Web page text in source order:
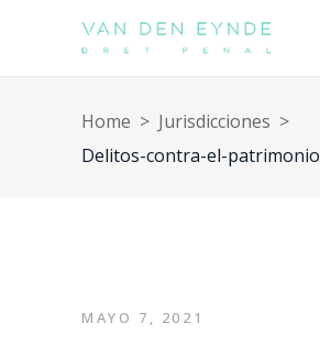
Home > Jurisdicciones >
Delitos-contra-el-patrimonio
MAYO 7, 2021